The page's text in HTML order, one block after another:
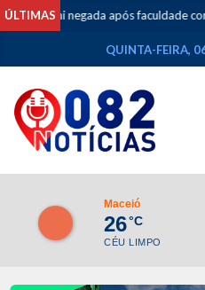
ÚLTIMAS
Prouni negada após faculdade
QUINTA-FEIRA,
Maceió
26°C
CÉU LIMPO